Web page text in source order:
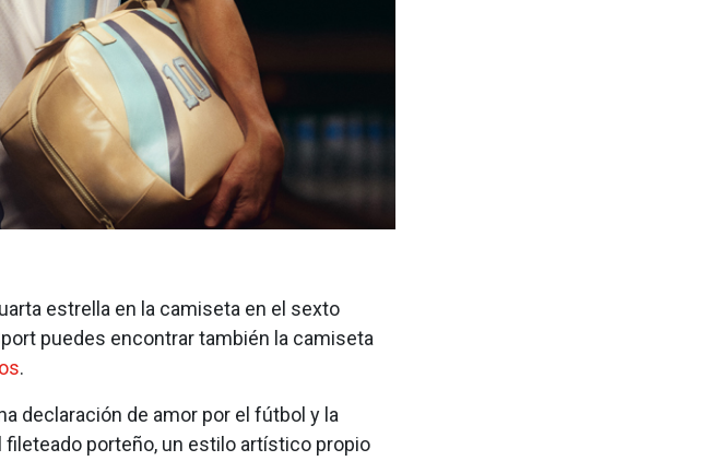
estrella en la camiseta en el sexto
puedes encontrar también la camiseta
.
declaración de amor por el fútbol y la
porteño, un estilo artístico propio